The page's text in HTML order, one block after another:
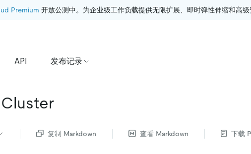
Premium 开放公测中。为企业级工作负载提供无限扩展、即时弹性伸缩和高
API 发布记录
复制 Markdown 查看 Markdown 下载